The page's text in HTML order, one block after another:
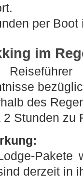
per Boot
im
des
2 Stunden zu
Pakete
derzeit in